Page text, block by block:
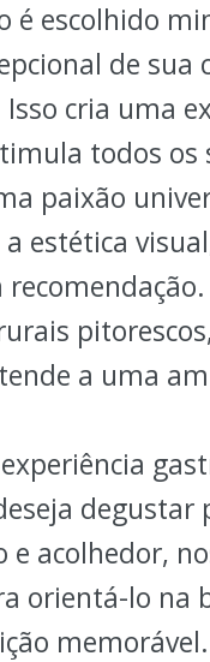
é escolhido
de
cria uma
todos os
paixão
estética
a uma
degustar
acolhedor,
orientá-lo na